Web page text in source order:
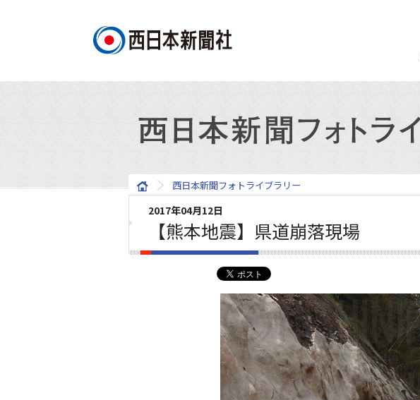
西日本新聞フォトライブラリー
2017年04月12日
【熊本地震】県道崩落現場